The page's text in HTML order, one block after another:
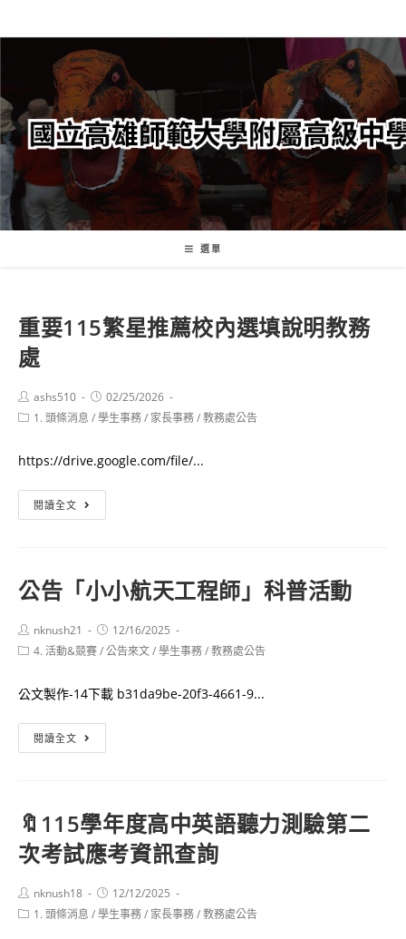
轉
要
內
容
選單
重要115繁星推薦校內選填說明教務
處
Post
author:
ashs510
Post
published:
02/25/2026
Post1. 頭條消息 /學生事務/ 家長事務/教務處公告
https://drive.google.com/file/...
閱讀全文
要
星
薦
校
選
填
說
務
處
公告 「小小航天工程師」科普活動
Post
author:
nknush21
Post
published:
12/16/2025
Post4. 活動&競賽/公告來文/學生事務/教務處公告
公文製作-14下載 b31da9be-20f3-4661-9...
閱讀全文
告
航
天
工
程
師」
🔖115學年度高中英語聽力測驗第二
次考試應考資訊查詢
Post
author:
nknush18
Post
published:
12/12/2025
Post1. 頭條消息 /學生事務/ 家長事務/教務處公告